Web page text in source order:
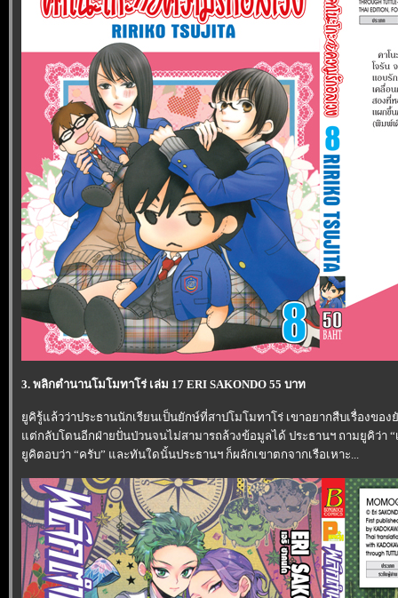
3. พลิกตำนานโมโมทาโร่ เล่ม 17 ERI SAKONDO 55 บาท
คิรู้แล้วว่าประธานนักเรียนเป็นยักษ์ที่สาปโมโมทาโร่ เขาอยากสืบเรื่องขอ
ต่กลับโดนอีกฝ่ายปั่นป่วนจนไม่สามารถล้วงข้อมูลได้ ประธานฯ ถามยูคิว่า “
ูคิตอบว่า “ครับ” และทันใดนั้นประธานฯ ก็ผลักเขาตกจากเรือเหาะ...